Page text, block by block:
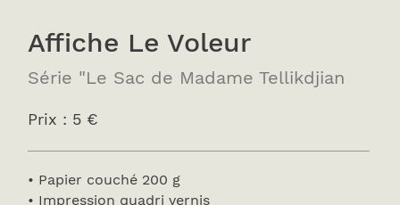
Affiche Le Voleur
Série "Le Sac de Madame Tellikdjian
Prix : 5 €
• Papier couché 200 g
• Impression quadri vernis